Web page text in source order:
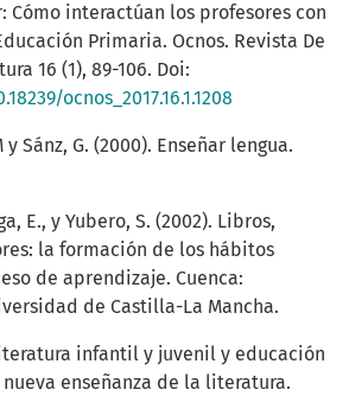
Cómo interactúan los profesores con
Primaria. Ocnos. Revista De
16 (1), 89-106. Doi:
ocnos_2017.16.1.1208
y Sánz, G. (2000). Enseñar lengua.
E., y Yubero, S. (2002). Libros,
la formación de los hábitos
de aprendizaje. Cuenca:
de Castilla-La Mancha.
infantil y juvenil y educación
enseñanza de la literatura.